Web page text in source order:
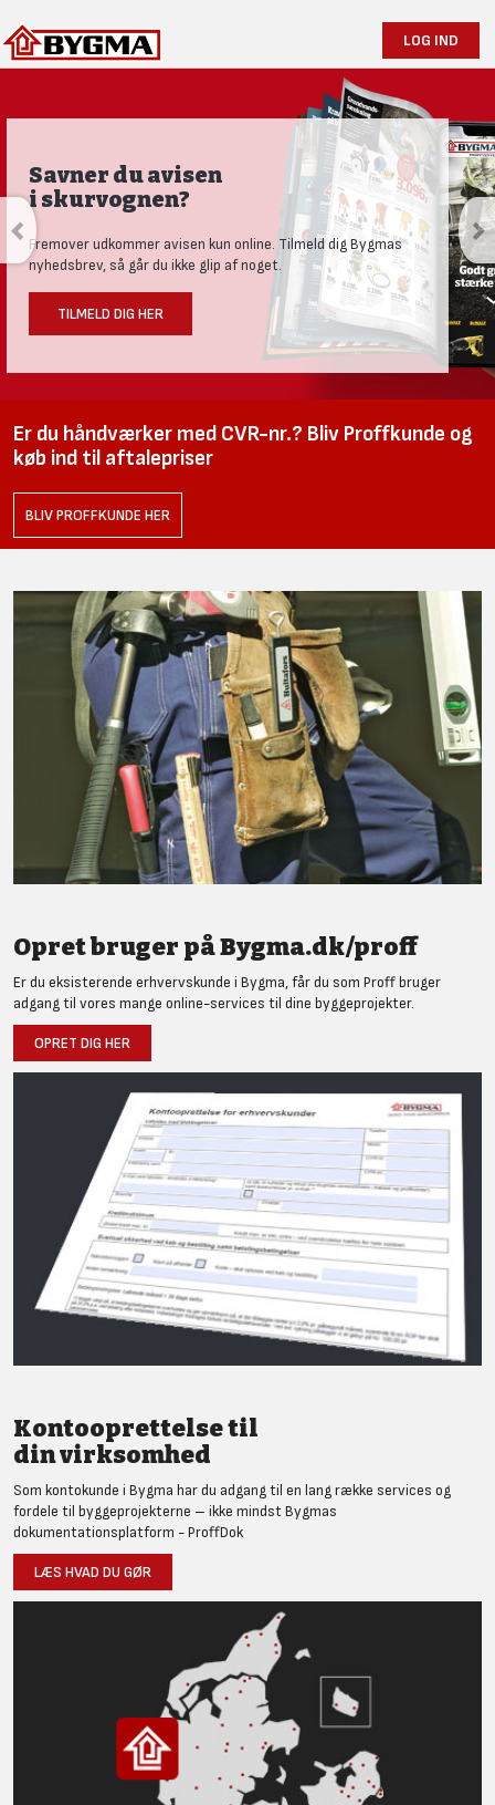
LOG IND
Savner du avisen
i skurvognen?
Fremover udkommer avisen kun online. Tilmeld dig Bygmas
nyhedsbrev, så går du ikke glip af noget.
TILMELD DIG HER
Er du håndværker med CVR-nr.? Bliv Proffkunde og
køb ind til aftalepriser
BLIV PROFFKUNDE HER
Opret bruger på Bygma.dk/proff
Er du eksisterende erhvervskunde i Bygma, får du som Proff bruger
adgang til vores mange online-services til dine byggeprojekter.
OPRET DIG HER
Kontooprettelse til
din virksomhed
Som kontokunde i Bygma har du adgang til en lang række services og
fordele til byggeprojekterne – ikke mindst Bygmas
dokumentationsplatform - ProffDok
LÆS HVAD DU GØR